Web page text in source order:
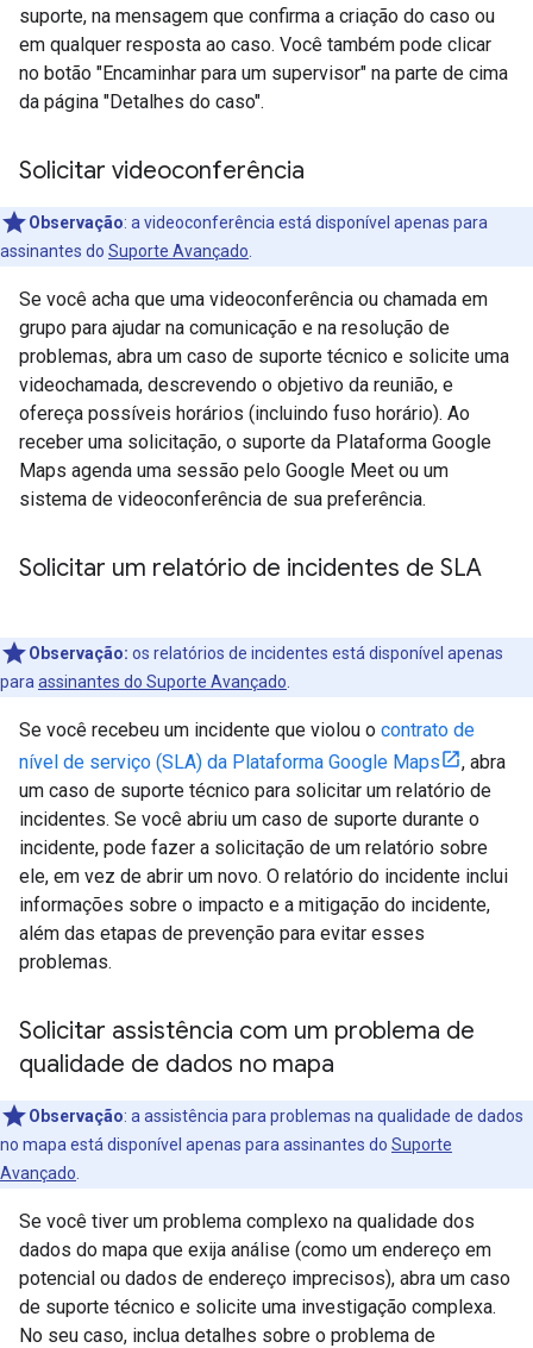
suporte, na mensagem que confirma a criação do caso ou
em qualquer resposta ao caso. Você também pode clicar
no botão "Encaminhar para um supervisor" na parte de cima
da página "Detalhes do caso".
Solicitar videoconferência
Observação: a videoconferência está disponível apenas para
assinantes do Suporte Avançado
Se você acha que uma videoconferência ou chamada em
grupo para ajudar na comunicação e na resolução de
problemas, abra um caso de suporte técnico e solicite uma
videochamada, descrevendo o objetivo da reunião, e
ofereça possíveis horários (incluindo fuso horário). Ao
receber uma solicitação, o suporte da Plataforma Google
Maps agenda uma sessão pelo Google Meet ou um
sistema de videoconferência de sua preferência.
Solicitar um relatório de incidentes de SLA
Observação: os relatórios de incidentes está disponível apenas
para assinantes do Suporte Avançado
Se você recebeu um incidente que violou o contrato de
nível de serviço (SLA) da Plataforma Google Maps
, abra
um caso de suporte técnico para solicitar um relatório de
incidentes. Se você abriu um caso de suporte durante o
incidente, pode fazer a solicitação de um relatório sobre
ele, em vez de abrir um novo. O relatório do incidente inclui
informações sobre o impacto e a mitigação do incidente,
além das etapas de prevenção para evitar esses
problemas.
Solicitar assistência com um problema de
qualidade de dados no mapa
Observação: a assistência para problemas na qualidade de dados
no mapa está disponível apenas para assinantes do Suporte
Avançado
Se você tiver um problema complexo na qualidade dos
dados do mapa que exija análise (como um endereço em
potencial ou dados de endereço imprecisos), abra um caso
de suporte técnico e solicite uma investigação complexa.
No seu caso, inclua detalhes sobre o problema de